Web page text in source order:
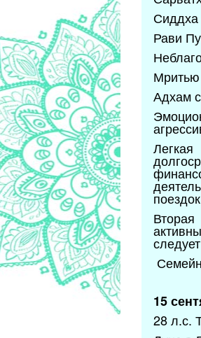
Сиддха
Рави
Адхам
15
28 л.с.